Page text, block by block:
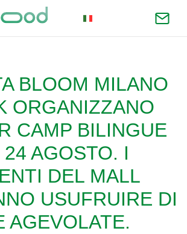
BLOOM MILANO
ORGANIZZANO
CAMP BILINGUE
AGOSTO. I
DEL MALL
USUFRUIRE DI
AGEVOLATE.